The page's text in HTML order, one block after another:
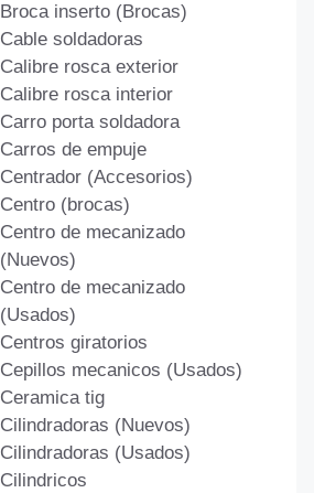
Broca inserto (Brocas)
Cable soldadoras
Calibre rosca exterior
Calibre rosca interior
Carro porta soldadora
Carros de empuje
Centrador (Accesorios)
Centro (brocas)
Centro de mecanizado
(Nuevos)
Centro de mecanizado
(Usados)
Centros giratorios
Cepillos mecanicos (Usados)
Ceramica tig
Cilindradoras (Nuevos)
Cilindradoras (Usados)
Cilindricos